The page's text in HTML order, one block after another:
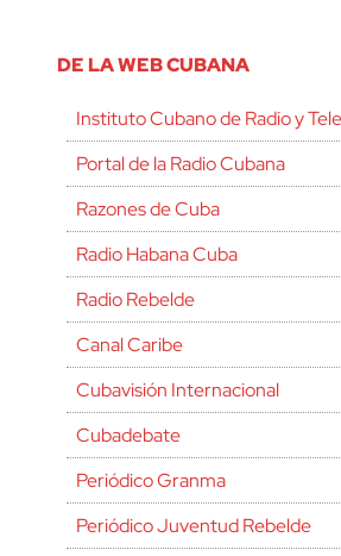
DE LA WEB CUBANA
Instituto Cubano de Radio y
Portal de la Radio Cubana
Razones de Cuba
Radio Habana Cuba
Radio Rebelde
Canal Caribe
Cubavisión Internacional
Cubadebate
Periódico Granma
Periódico Juventud Rebelde